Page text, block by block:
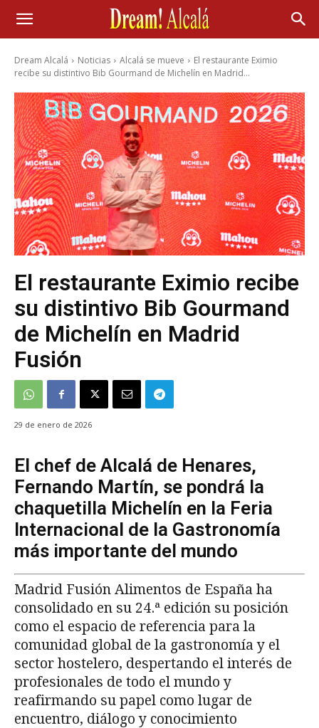
Dream Alcalá Noticias Alcalá se mueve
El restaurante Eximio
recibe su distintivo Bib Gourmand de Michelín en Madrid...
El restaurante Eximio recibe
su distintivo Bib Gourmand
de Michelín en Madrid
Fusión
29 de enero de 2026
El chef de Alcalá de Henares,
Fernando Martín, se pondrá la
chaquetilla Michelín en la Feria
Internacional de la Gastronomía
más importante del mundo
Madrid Fusión Alimentos de España ha
consolidado en su 24.ª edición su posición
como el espacio de referencia para la
comunidad global de la gastronomía y el
sector hostelero, despertando el interés de
profesionales de todo el mundo y
reafirmando su papel como lugar de
encuentro, diálogo y conocimiento